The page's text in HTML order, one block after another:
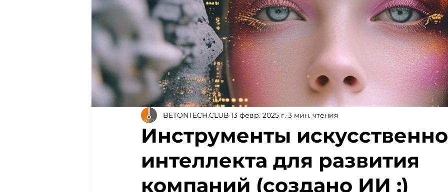
Инструменты
интеллекта для развития
компаний (создано ИИ :)
BETONTECH.CLUB 13 февр. 2025 г. 3 мин. чтения